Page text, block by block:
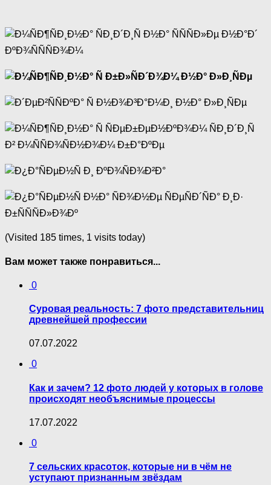
(Visited 185 times, 1 visits today)
Вам может также понравиться...
0
Суровая реальность: 7 фото представительниц
древнейшей профессии
07.07.2022
0
Как и зачем? 12 фото людей у которых в голове
происходят необъяснимые процессы
17.07.2022
0
7 сельских красоток, которые ни в чём не
уступают признанным звёздам